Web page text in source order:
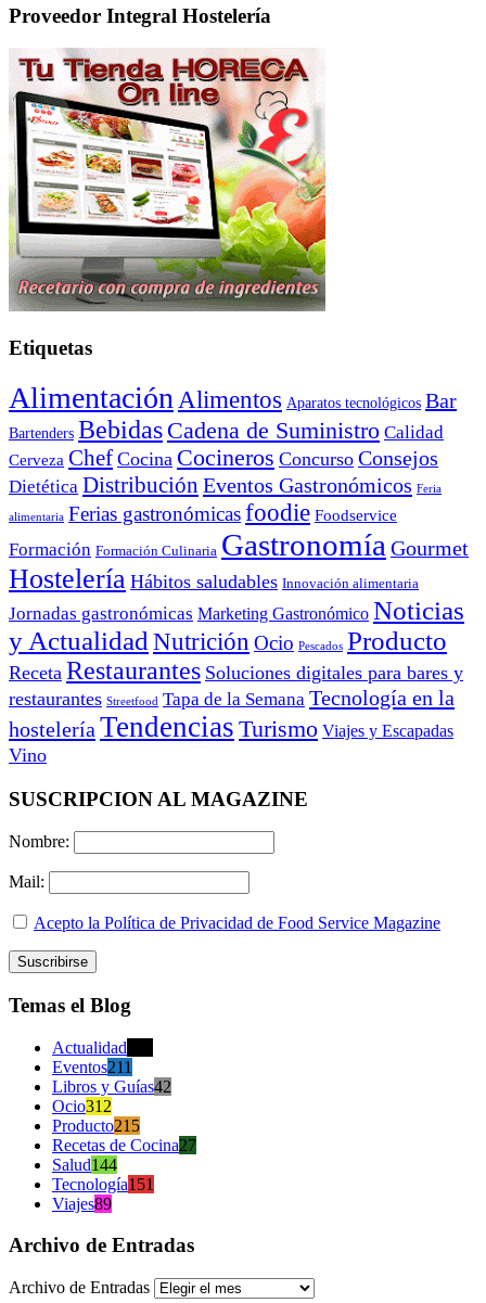
Proveedor Integral Hostelería
Etiquetas
Alimentación Alimentos Aparatos tecnológicos Bar
Bartenders Bebidas Cadena de Suministro Calidad
Cerveza Chef Cocina Cocineros Concurso Consejos
Dietética Distribución Eventos Gastronómicos Feria
alimentaria Ferias gastronómicasfoodie Foodservice
Formación Formación Culinaria Gastronomía Gourmet
Hostelería Hábitos saludables Innovación alimentaria
Jornadas gastronómicas Marketing Gastronómico Noticias
y Actualidad Nutrición Ocio Pescados Producto
Receta Restaurantes Soluciones digitales para bares y
restaurantes Streetfood Tapa de la Semana Tecnología en la
hostelería Tendencias Turismo Viajes y Escapadas
Vino
SUSCRIPCION AL MAGAZINE
Nombre:
Mail:
Acepto la Política de Privacidad de Food Service Magazine
Temas el Blog
Actualidad
Eventos211
Libros y Guías42
Ocio312
Producto215
Recetas de Cocina27
Salud144
Tecnología151
Viajes89
Archivo de Entradas
Archivo de Entradas